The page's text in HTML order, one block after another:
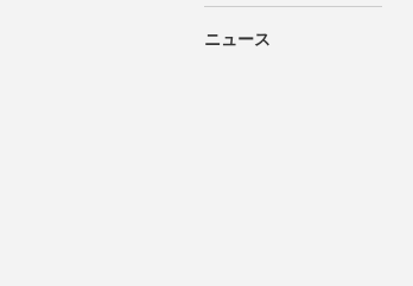
ニュース